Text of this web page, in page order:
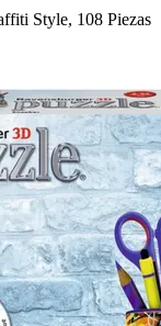
Style, 108 Piezas